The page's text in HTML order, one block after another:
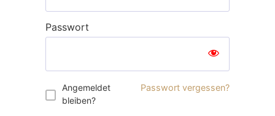
Passwort
Angemeldet
bleiben?
Passwort vergessen?